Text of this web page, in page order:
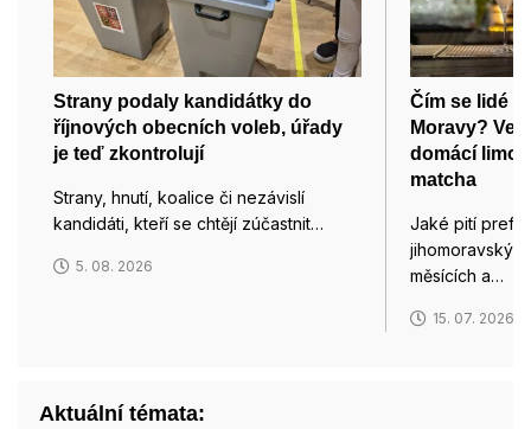
Strany podaly kandidátky do
říjnových obecních voleb, úřady
je teď zkontrolují
Strany, hnutí, koalice či nezávislí
kandidáti, kteří se chtějí zúčastnit…
5. 08. 2026
Čím se lidé v
Moravy?
domácí
matcha
Jaké pití
měsících a…
15. 07. 2026
Aktuální témata: